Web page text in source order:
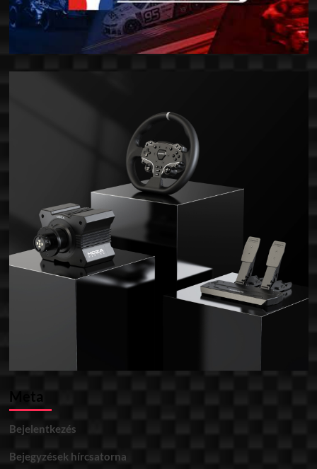
Meta
Bejelentkezés
Bejegyzések hírcsatorna